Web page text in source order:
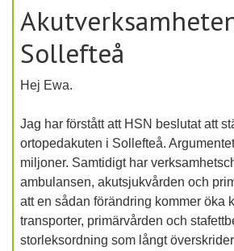
h
ä
r
:
Sollefteå
Hej Ewa.
Jag har förstått att HSN beslutat att
ortopedakuten i Sollefteå.
miljoner. Samtidigt har
ambulansen, akutsjukvården och
att en sådan förändring kommer öka
transporter, primärvården och
storleksordning som långt